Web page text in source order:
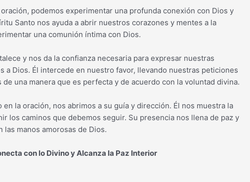
podemos experimentar una profunda conexión con Dios y
Santo nos ayuda a abrir nuestros corazones y mentes a la
una comunión íntima con Dios.
y nos da la confianza necesaria para expresar nuestras
a Dios. Él intercede en nuestro favor, llevando nuestras peticiones
una manera que es perfecta y de acuerdo con la voluntad divina.
la oración, nos abrimos a su guía y dirección. Él nos muestra la
los caminos que debemos seguir. Su presencia nos llena de paz y
las manos amorosas de Dios.
con lo Divino y Alcanza la Paz Interior